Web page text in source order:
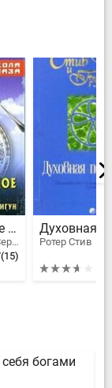
Энергетическое питание. Эффективнее йоги и цигун
Уфимцев Вадим, Серебрянский Юрий Анатольевич
(15)
Ротер Стив
богами